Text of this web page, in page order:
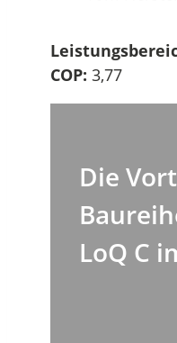
COP: 3,77
Die
LoQ C